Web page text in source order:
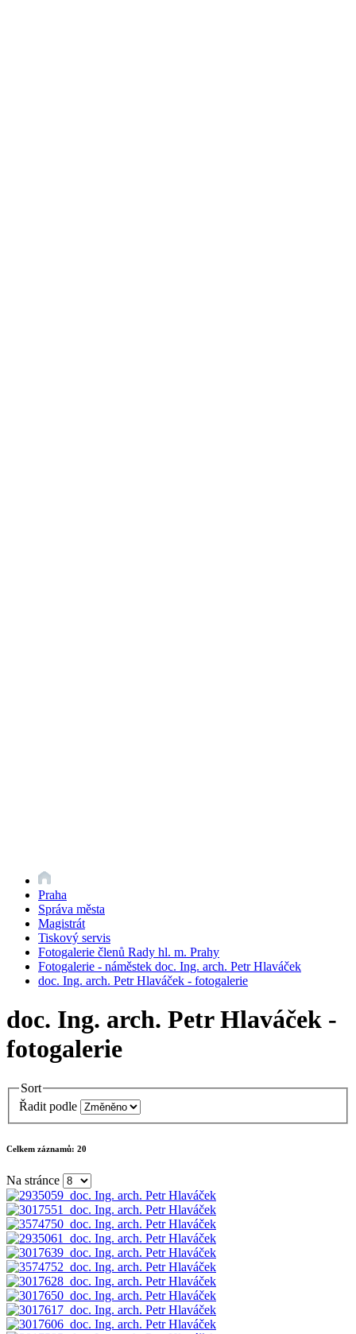
Praha
Správa města
Magistrát
Tiskový servis
Fotogalerie členů Rady hl. m. Prahy
Fotogalerie - náměstek doc. Ing. arch. Petr Hlaváček
doc. Ing. arch. Petr Hlaváček - fotogalerie
doc. Ing. arch. Petr Hlaváček -
fotogalerie
Sort
Řadit podle
Celkem záznamů: 20
Na stránce